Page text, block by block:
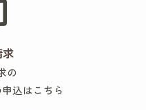
の
込はこちら